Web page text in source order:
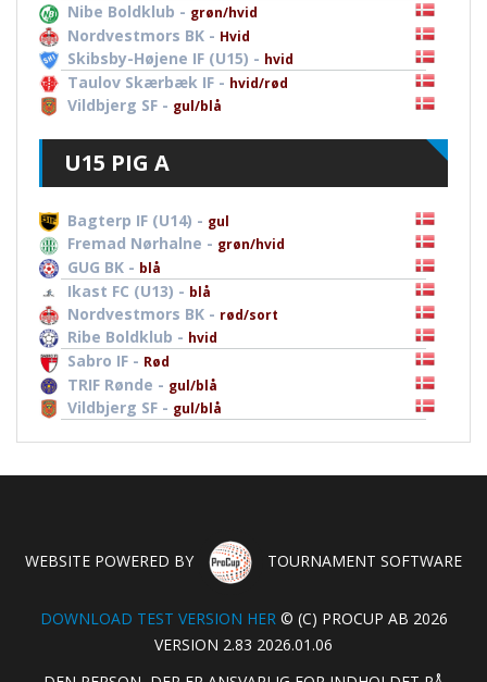
Nibe Boldklub - grøn/hvid
Nordvestmors BK - Hvid
Skibsby-Højene IF (U15) - hvid
Taulov Skærbæk IF - hvid/rød
Vildbjerg SF - gul/blå
U15 PIG A
Bagterp IF (U14) - gul
Fremad Nørhalne - grøn/hvid
GUG BK - blå
Ikast FC (U13) - blå
Nordvestmors BK - rød/sort
Ribe Boldklub - hvid
Sabro IF - Rød
TRIF Rønde - gul/blå
Vildbjerg SF - gul/blå
WEBSITE POWERED BY TOURNAMENT SOFTWARE
DOWNLOAD TEST VERSION HER© (C) PROCUP AB 2026
VERSION 2.83 2026.01.06